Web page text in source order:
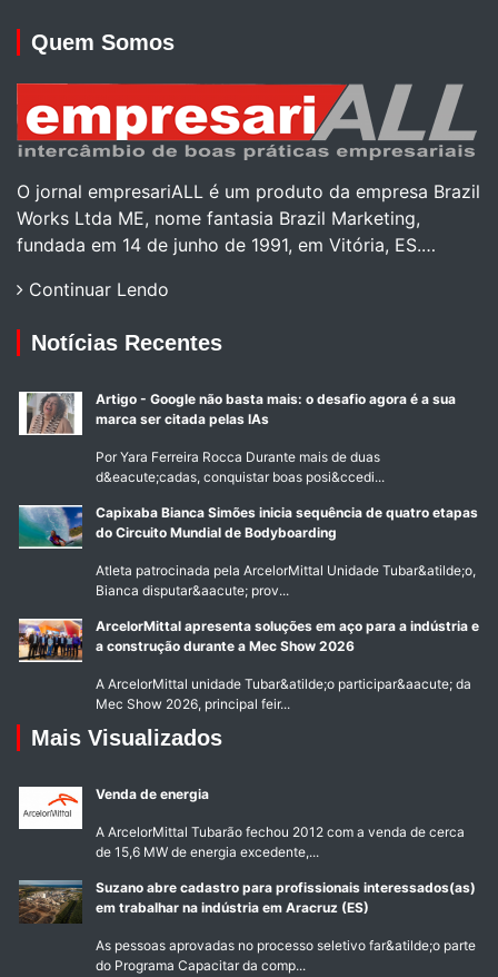
Quem Somos
O jornal empresariALL é um produto da empresa Brazil
Works Ltda ME, nome fantasia Brazil Marketing,
fundada em 14 de junho de 1991, em Vitória, ES.…
Continuar Lendo
Notícias Recentes
Artigo - Google não basta mais: o desafio agora é a sua
marca ser citada pelas IAs
Por Yara Ferreira Rocca Durante mais de duas
d&eacute;cadas, conquistar boas posi&ccedi...
Capixaba Bianca Simões inicia sequência de quatro etapas
do Circuito Mundial de Bodyboarding
Atleta patrocinada pela ArcelorMittal Unidade Tubar&atilde;o,
Bianca disputar&aacute; prov...
ArcelorMittal apresenta soluções em aço para a indústria e
a construção durante a Mec Show 2026
A ArcelorMittal unidade Tubar&atilde;o participar&aacute; da
Mec Show 2026, principal feir...
Mais Visualizados
Venda de energia
A ArcelorMittal Tubarão fechou 2012 com a venda de cerca
de 15,6 MW de energia excedente,...
Suzano abre cadastro para profissionais interessados(as)
em trabalhar na indústria em Aracruz (ES)
As pessoas aprovadas no processo seletivo far&atilde;o parte
do Programa Capacitar da comp...